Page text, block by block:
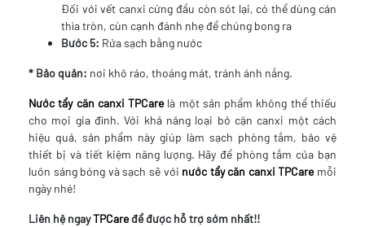
Đối với vết canxi cứng đầu còn sót lại, có thể dùng cán
thìa tròn, cùn cạnh đánh nhẹ để chúng bong ra
Bước 5: Rửa sạch bằng nước
* Bảo quản: nơi khô ráo, thoáng mát, tránh ánh nắng.
Nước tẩy căn canxi TPCarelà một sản phẩm không thể thiếu
cho mọi gia đình. Với khả năng loại bỏ cặn canxi một cách
hiệu quả, sản phẩm này giúp làm sạch phòng tắm, bảo vệ
thiết bị và tiết kiệm năng lượng. Hãy để phòng tắm của bạn
luôn sáng bóng và sạch sẽ với nước tẩy căn canxi TPCare mỗi
ngày nhé!
Liên hệ ngayTPCaređể được hỗ trợ sớm nhất!!